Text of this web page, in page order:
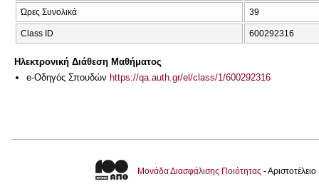
Ώρες Συνολικά 39
Class ID 600292316
Ηλεκτρονική Διάθεση Μαθήματος
e-Οδηγός Σπουδών https://qa.auth.gr/el/class/1/600292316
Μονάδα Διασφάλισης Ποιότητας -